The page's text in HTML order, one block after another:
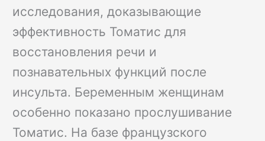
исследования, доказывающие
эффективность Томатис для
восстановления речи и
познавательных функций после
инсульта. Беременным женщинам
особенно показано прослушивание
Томатис. На базе французского